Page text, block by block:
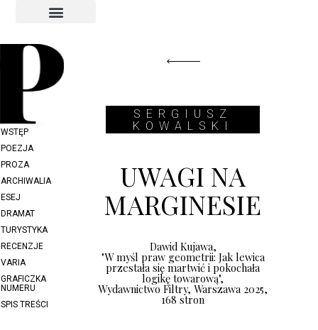
WSTĘP
POEZJA
PROZA
ARCHIWALIA
ESEJ
DRAMAT
TURYSTYKA
RECENZJE
VARIA
GRAFICZKA
NUMERU
SPIS TREŚCI
SERGIUSZ
KOWALSKI
UWAGI NA
MARGINESIE
Dawid Kujawa,
"W myśl praw geometrii: Jak lewica
przestała się martwić i pokochała
logikę towarową",
Wydawnictwo Filtry, Warszawa 2025,
168 stron